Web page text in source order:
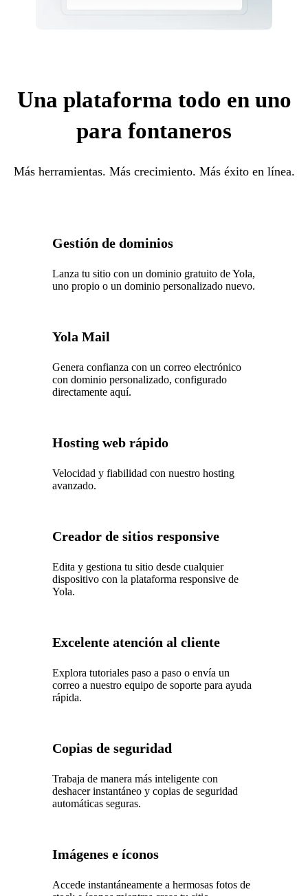
Una plataforma todo en uno
para fontaneros
Más herramientas. Más crecimiento. Más éxito en línea.
Gestión de dominios
Lanza tu sitio con un dominio gratuito de Yola,
uno propio o un dominio personalizado nuevo.
Yola Mail
Genera confianza con un correo electrónico
con dominio personalizado, configurado
directamente aquí.
Hosting web rápido
Velocidad y fiabilidad con nuestro hosting
avanzado.
Creador de sitios responsive
Edita y gestiona tu sitio desde cualquier
dispositivo con la plataforma responsive de
Yola.
Excelente atención al cliente
Explora tutoriales paso a paso o envía un
correo a nuestro equipo de soporte para ayuda
rápida.
Copias de seguridad
Trabaja de manera más inteligente con
deshacer instantáneo y copias de seguridad
automáticas seguras.
Imágenes e íconos
Accede instantáneamente a hermosas fotos de